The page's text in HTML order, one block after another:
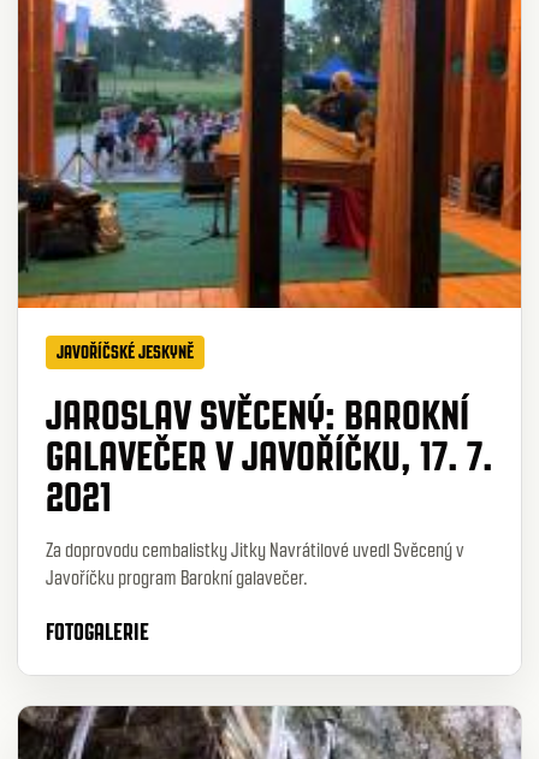
JAVOŘÍČSKÉ JESKYNĚ
JAROSLAV SVĚCENÝ: BAROKNÍ
GALAVEČER V JAVOŘÍČKU, 17. 7.
2021
Za doprovodu cembalistky Jitky Navrátilové uvedl Svěcený v
Javoříčku program Barokní galavečer.
FOTOGALERIE